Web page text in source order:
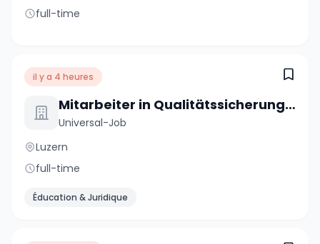
full-time
il y a 4 heures
Mitarbeiter in Qualitätssicherung 100% (m/w/d)
Universal-Job
Luzern
full-time
Éducation & Juridique